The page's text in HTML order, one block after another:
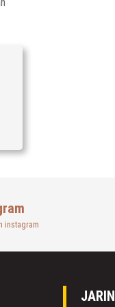
instagram